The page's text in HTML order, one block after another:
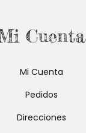
Cuenta
Mi Cuenta
Pedidos
Direcciones